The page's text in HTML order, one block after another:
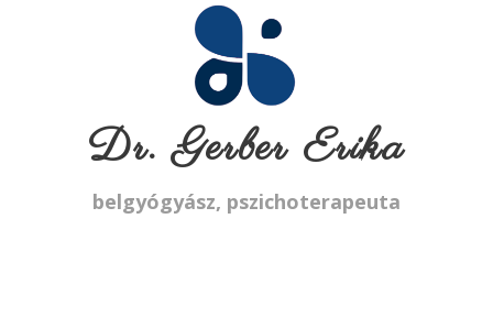
Dr. Gerber Erika
belgyógyász, pszichoterapeuta